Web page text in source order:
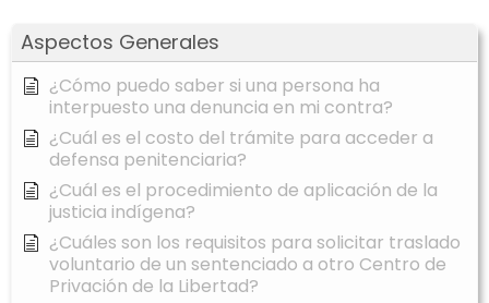
Aspectos Generales
¿Cómo puedo saber si una persona ha
interpuesto una denuncia en mi contra?
¿Cuál es el costo del trámite para acceder a
defensa penitenciaria?
¿Cuál es el procedimiento de aplicación de la
justicia indígena?
¿Cuáles son los requisitos para solicitar traslado
voluntario de un sentenciado a otro Centro de
Privación de la Libertad?